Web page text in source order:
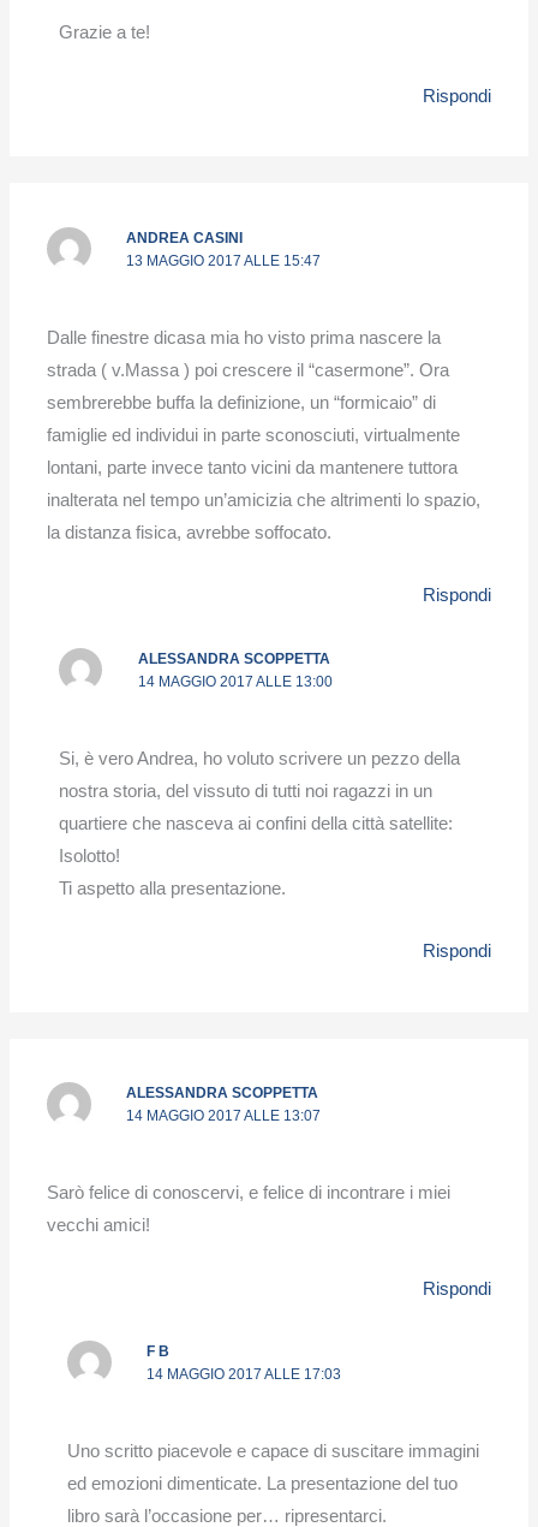
Grazie a te!
Rispondi
ANDREA CASINI
13 MAGGIO 2017 ALLE 15:47
Dalle finestre di​casa mia ho visto prima nascere la
strada ( v.Massa ) poi crescere il “casermone”. Ora
sembrerebbe buffa la definizione, un “formicaio” di
famiglie ed individui in parte sconosciuti, virtualmente​
lontani, parte invece tanto vicini da mantenere tuttora
inalterata nel tempo un’amicizia che altrimenti lo spazio,
la distanza fisica, avrebbe soffocato.
Rispondi
ALESSANDRA SCOPPETTA
14 MAGGIO 2017 ALLE 13:00
Si, è vero Andrea, ho voluto scrivere un pezzo della
nostra storia, del vissuto di tutti noi ragazzi in un
quartiere che nasceva ai confini della città satellite:
Isolotto!
Ti aspetto alla presentazione.
Rispondi
ALESSANDRA SCOPPETTA
14 MAGGIO 2017 ALLE 13:07
Sarò felice di conoscervi, e felice di incontrare i miei
vecchi amici!
Rispondi
F B
14 MAGGIO 2017 ALLE 17:03
Uno scritto piacevole e capace di suscitare immagini
ed emozioni dimenticate. La presentazione del tuo
libro sarà l’occasione per… ripresentarci.